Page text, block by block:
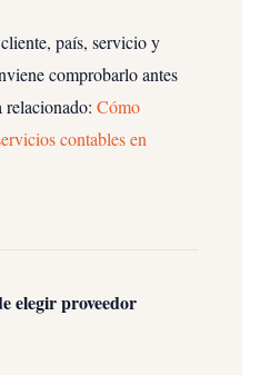
país, servicio y
comprobarlo antes
relacionado: Cómo
contables en
elegir proveedor